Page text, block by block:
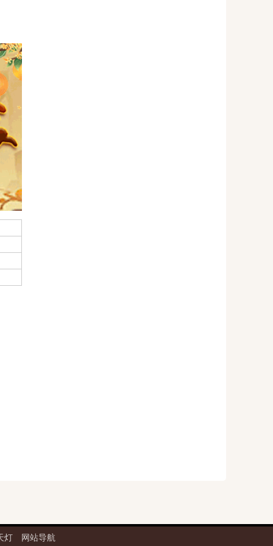
灯 网站导航